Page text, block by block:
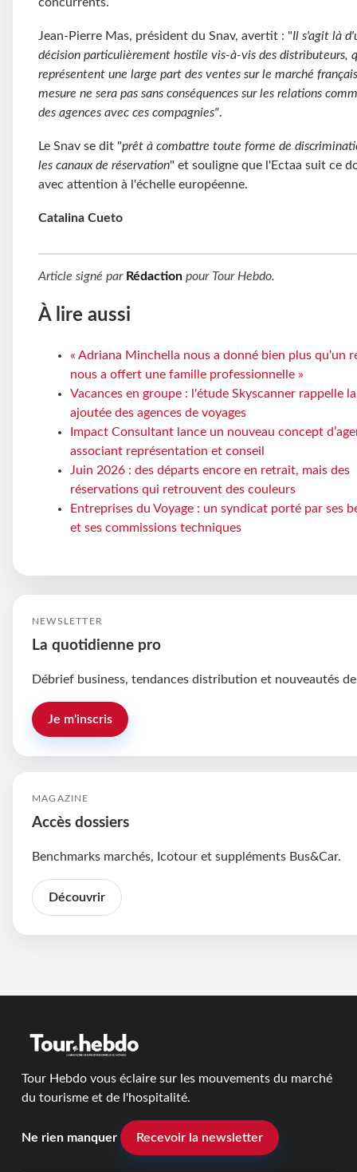
Jean-Pierre Mas, président du Snav, avertit : "Il s'agit là
décision particulièrement hostile vis-à-vis des distributeurs,
représentent une large part des ventes sur le marché
mesure ne sera pas sans conséquences sur les relations
des agences avec ces compagnies".
Le Snav se dit "prêt à combattre toute forme de
les canaux de réservation" et souligne que l'Ectaa suit ce
avec attention à l'échelle européenne.
Catalina Cueto
Article signé par Rédaction pour Tour Hebdo.
À lire aussi
« Adriana Minchella nous a donné bien plus qu'un
nous a offert une famille professionnelle »
Vacances en groupe : l'étude Skyscanner rappelle
ajoutée des agences de voyages
Impact Consultant lance un nouveau concept
associant représentation et conseil
Juin 2026 : des départs encore en retrait, mais des
réservations qui retrouvent des couleurs
Entreprises du Voyage : un syndicat porté par ses
et ses commissions techniques
NEWSLETTER
La quotidienne pro
Débrief business, tendances distribution et nouveautés
Je m'inscris
MAGAZINE
Accès dossiers
Benchmarks marchés, Icotour et suppléments Bus&Car.
Découvrir
Tour Hebdo vous éclaire sur les mouvements du marché
du tourisme et de l'hospitalité.
Ne rien manquer Recevoir la newsletter